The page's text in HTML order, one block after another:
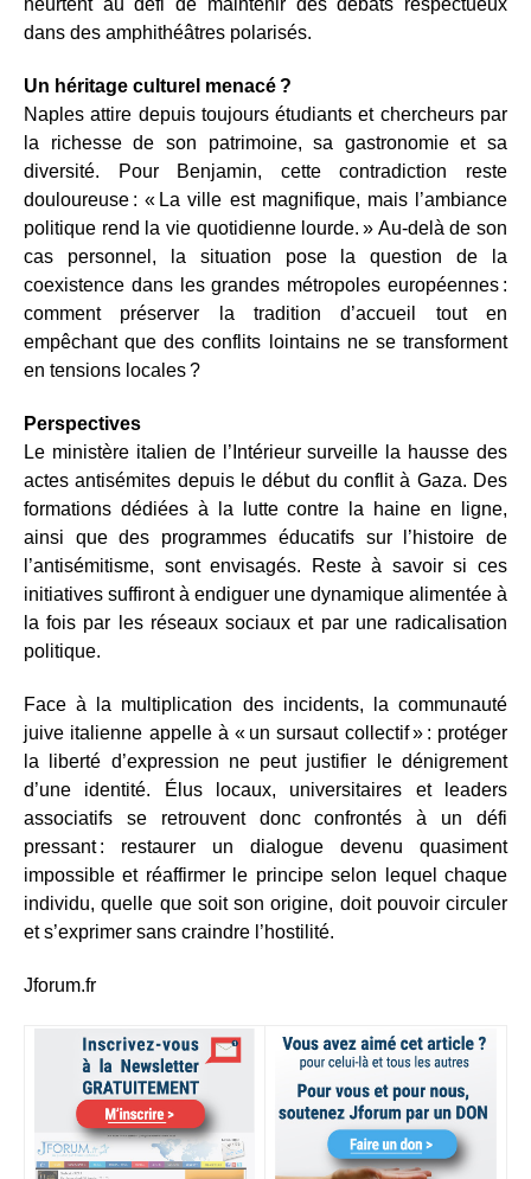
heurtent au défi de maintenir des débats respectueux
dans des amphithéâtres polarisés.
Un héritage culturel menacé ?
Naples attire depuis toujours étudiants et chercheurs par
la richesse de son patrimoine, sa gastronomie et sa
diversité. Pour Benjamin, cette contradiction reste
douloureuse : « La ville est magnifique, mais l’ambiance
politique rend la vie quotidienne lourde. » Au‑delà de son
cas personnel, la situation pose la question de la
coexistence dans les grandes métropoles européennes :
comment préserver la tradition d’accueil tout en
empêchant que des conflits lointains ne se transforment
en tensions locales ?
Perspectives
Le ministère italien de l’Intérieur surveille la hausse des
actes antisémites depuis le début du conflit à Gaza. Des
formations dédiées à la lutte contre la haine en ligne,
ainsi que des programmes éducatifs sur l’histoire de
l’antisémitisme, sont envisagés. Reste à savoir si ces
initiatives suffiront à endiguer une dynamique alimentée à
la fois par les réseaux sociaux et par une radicalisation
politique.
Face à la multiplication des incidents, la communauté
juive italienne appelle à « un sursaut collectif » : protéger
la liberté d’expression ne peut justifier le dénigrement
d’une identité. Élus locaux, universitaires et leaders
associatifs se retrouvent donc confrontés à un défi
pressant : restaurer un dialogue devenu quasiment
impossible et réaffirmer le principe selon lequel chaque
individu, quelle que soit son origine, doit pouvoir circuler
et s’exprimer sans craindre l’hostilité.
Jforum.fr